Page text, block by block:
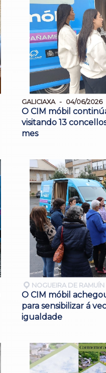
GALICIAXA 04/06/2026
O CIM móbil
visitando 13
mes
NOGUEIRA DE RAMUÍN
O CIM móbil
para sensibilizar á
igualdade